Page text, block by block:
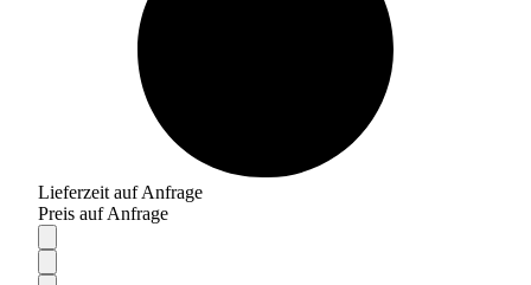
Lieferzeit auf Anfrage
Preis auf Anfrage